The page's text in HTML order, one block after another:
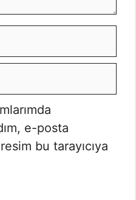
e-posta
bu tarayıcıya